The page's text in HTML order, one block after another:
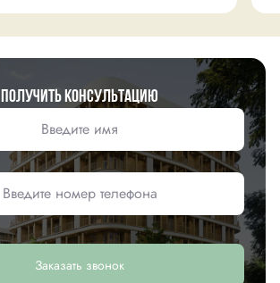
Получить консультацию
Заказать звонок